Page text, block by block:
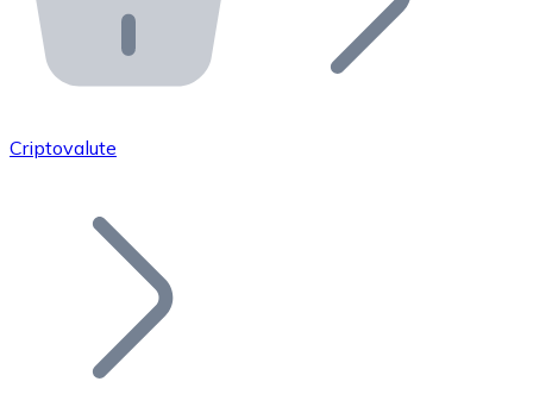
API Bitnovo
Integra la nostra API nel tuo ecosistema.
Unisciti alla nostra rete di rivenditori e
Aggiungi il token del tuo progetto al nostro servizio di
Criptovalute